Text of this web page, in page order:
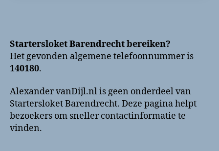
Startersloket Barendrecht bereiken?
Het gevonden algemene telefoonnummer is
140180.
Alexander vanDijl.nl is geen onderdeel van
Startersloket Barendrecht. Deze pagina helpt
bezoekers om sneller contactinformatie te
vinden.